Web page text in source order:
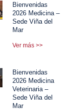
Bienvenidas
2026 Medicina –
Sede Viña del
Mar
Ver más >>
Bienvenidas
2026 Medicina
Veterinaria –
Sede Viña del
Mar